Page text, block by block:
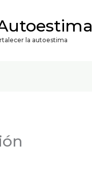
la autoestima